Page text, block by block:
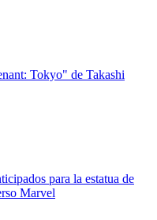
Tokyo" de Takashi
para la estatua de
Marvel